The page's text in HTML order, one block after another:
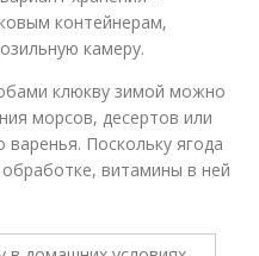
контейнерам,
камеру.
клюкву зимой можно
морсов, десертов или
Поскольку ягода
витамины в ней